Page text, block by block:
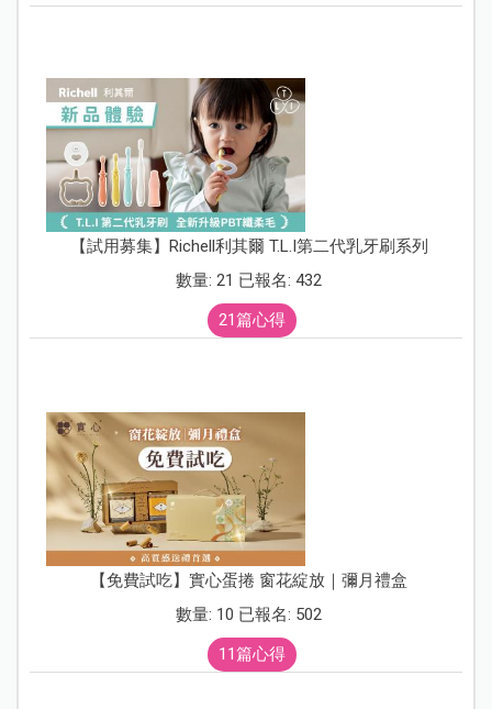
【試用募集】Richell利其爾 T.L.I第二代乳牙刷系列
數量: 21 已報名: 432
21篇心得
【免費試吃】實心蛋捲 窗花綻放｜彌月禮盒
數量: 10 已報名: 502
11篇心得